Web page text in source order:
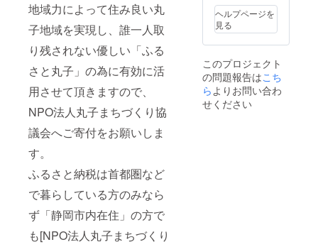
地域力によって住み良い丸
子地域を実現し、誰一人取
り残されない優しい「ふる
さと丸子」の為に有効に活
用させて頂きますので、
NPO法人丸子まちづくり協
議会へご寄付をお願いしま
す。
ふるさと納税は首都圏など
で暮らしている方のみなら
ず「静岡市内在住」の方で
も[NPO法人丸子まちづくり
ヘルプページを
見る
このプロジェクト
の問題報告はこち
らよりお問い合わ
せください